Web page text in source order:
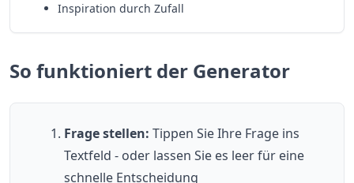
Inspiration durch Zufall
So funktioniert der Generator
Frage stellen: Tippen Sie Ihre Frage ins
Textfeld - oder lassen Sie es leer für eine
schnelle Entscheidung